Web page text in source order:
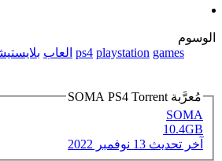
الوسوم
games
playstation
ps4 العاب
مُعرَّبة SOMA PS4 Torrent
SOMA
10.4GB
آخر تحديث 13 نوفمبر 2022